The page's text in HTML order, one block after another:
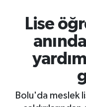
Lise
Bolu'da meslek